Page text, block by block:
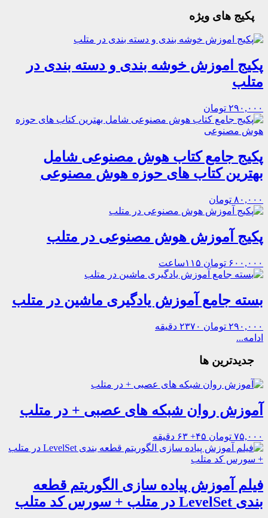
پکیج های ویژه
پکیج اموزش خوشه بندی و دسته بندی در
متلب
۲۹۰,۰۰۰ تومان
پکیج جامع کتاب هوش مصنوعی شامل
بهترین کتاب های حوزه هوش مصنوعی
۸۰,۰۰۰ تومان
پکیج آموزش هوش مصنوعی در متلب
۶۰۰,۰۰۰ تومان ۱۱۵ساعت
بسته جامع آموزش یادگیری ماشین در متلب
۲۹۰,۰۰۰ تومان
۲۳۷۰ دقیقه
ادامه...
جدیدترین ها
آموزش روان شبکه های عصبی + در متلب
۷۵,۰۰۰ تومان ۴۵+ ۶۳ دقیقه
فیلم آموزش پیاده سازی الگوریتم قطعه
بندی LevelSet در متلب + سورس کد متلب